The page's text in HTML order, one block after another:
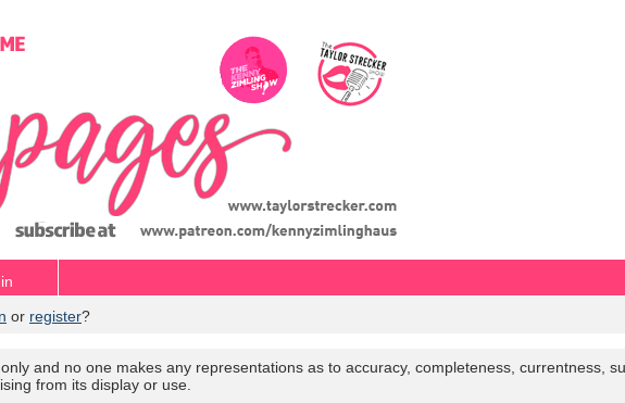
or register?
and no one makes any representations as to accuracy, completeness, currentness,
from its display or use.